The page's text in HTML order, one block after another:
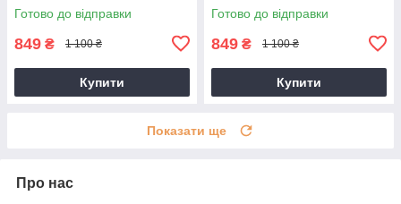
Готово до відправки
849 ₴ 1 100 ₴
Купити
Готово до відправки
849 ₴ 1 100 ₴
Купити
Показати ще
Про нас